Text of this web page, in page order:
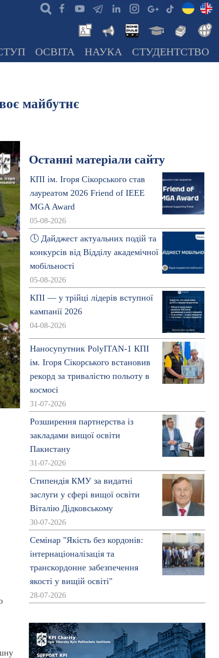
ОСВІТА НАУКА СТУДЕНТСТВО
майбутнє
Останні матеріали сайту
КПІ ім. Ігоря Сікорського став
лауреатом 2026 Friend of IEEE
MGA Award
05-08-2026
🕔 Дайджест актуальних подій та
конкурсів від Відділу академічної
мобільності
05-08-2026
КПІ — у трійці лідерів вступної
кампанії 2026
04-08-2026
Наносупутник PolyITAN-1 КПІ
ім. Ігоря Сікорського встановив
рекорд за тривалістю польоту в
космосі
31-07-2026
Розширення партнерства із
закладами вищої освіти
Пакистану
31-07-2026
Стипендія КМУ за видатні
заслуги у сфері вищої освіти
Віталію Дідковському
30-07-2026
Семінар "Якість без кордонів:
інтернаціоналізація та
транскордонне забезпечення
якості у вищій освіті"
28-07-2026